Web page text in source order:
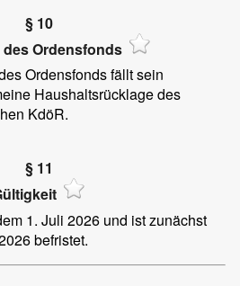
§ 10
Ordensfonds
Ordensfonds fällt sein
Haushaltsrücklage des
KdöR.
§ 11
1. Juli 2026 und ist zunächst
befristet.